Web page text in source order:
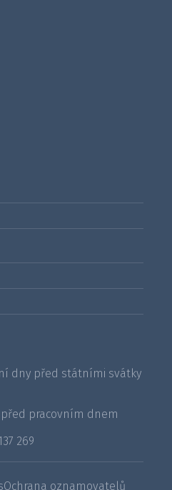
dny před státními svátky
pracovním dnem
269
Ochrana oznamovatelů